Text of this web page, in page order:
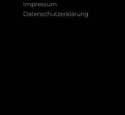
Impressum
Datenschutzerklärung